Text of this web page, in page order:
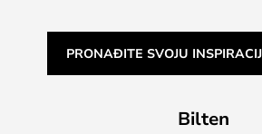
PRONAĐITE SVOJU
Bilten